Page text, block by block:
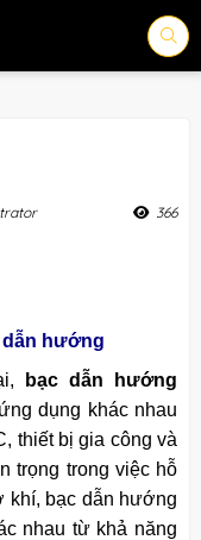
366
dẫn hướng
bạc dẫn hướng
dụng khác nhau
thiết bị gia công và
trọng trong việc hỗ
khí, bạc dẫn hướng
nhau từ khả năng